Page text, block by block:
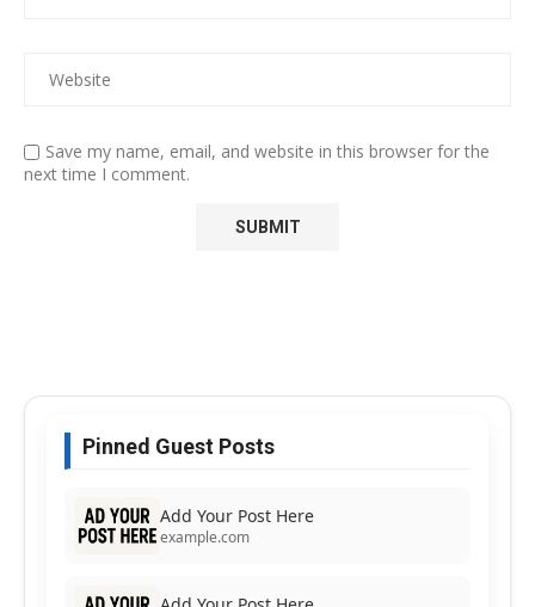
Save my name, email, and website in this browser for the
next time I comment.
Pinned Guest Posts
Add Your Post Here
example.com